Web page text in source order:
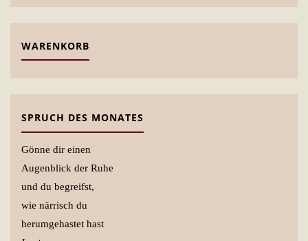
WARENKORB
SPRUCH DES MONATES
Gönne dir einen
Augenblick der Ruhe
und du begreifst,
wie närrisch du
herumgehastet hast